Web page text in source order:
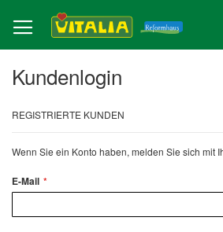
zum
Inhalt
Kundenlogin
REGISTRIERTE KUNDEN
Wenn Sie ein Konto haben, melden Sie sich mit
E-Mail